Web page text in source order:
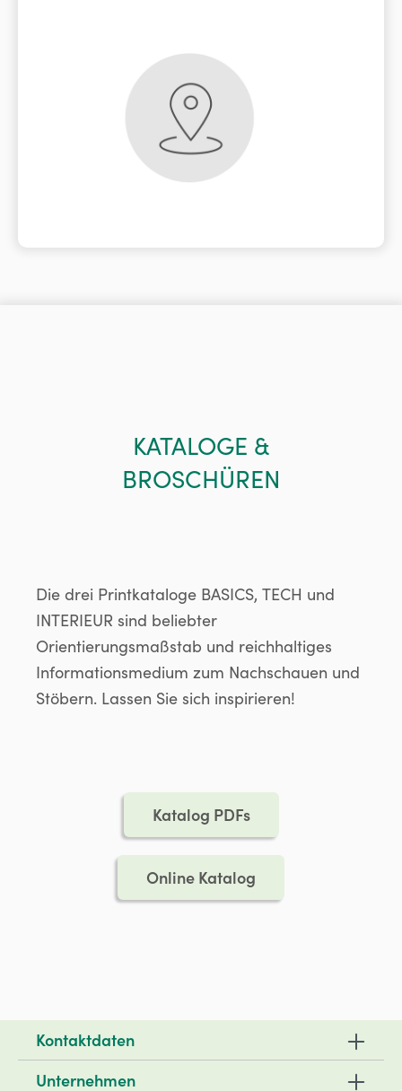
KATALOGE &
BROSCHÜREN
Die drei Printkataloge BASICS, TECH und
INTERIEUR sind beliebter
Orientierungsmaßstab und reichhaltiges
Informationsmedium zum Nachschauen und
Stöbern. Lassen Sie sich inspirieren!
Katalog PDFs
Online Katalog
Kontaktdaten
Unternehmen